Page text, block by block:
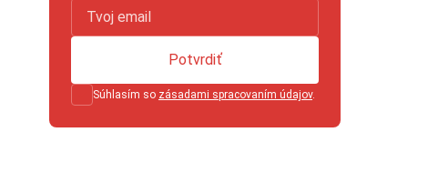
Súhlasím so zásadami spracovaním údajov.
Potvrdiť